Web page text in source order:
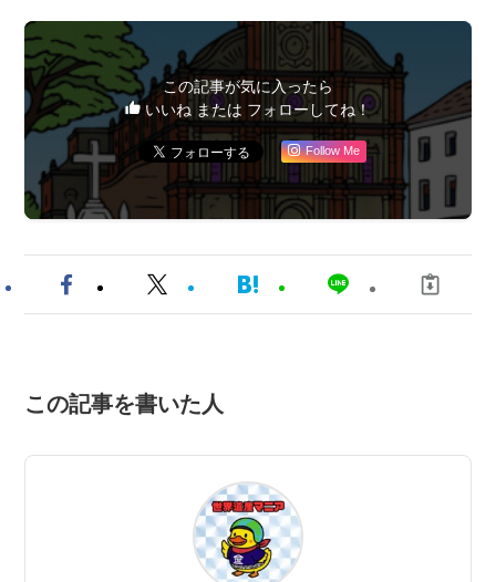
この記事が気に入ったら
いいね または フォローしてね！
Follow Me
この記事を書いた人